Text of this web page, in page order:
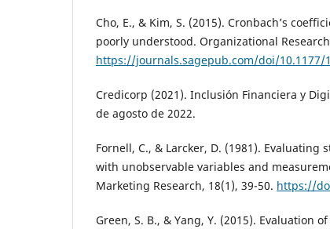
Cho, E., & Kim, S. (2015). Cronbach’s
poorly understood. Organizational
https://journals.sagepub.com/doi/10.1177/
Credicorp (2021). Inclusión Financiera y
de agosto de 2022.
Fornell, C., & Larcker, D. (1981).
with unobservable variables and
Marketing Research, 18(1), 39-50. https://
Green, S. B., & Yang, Y. (2015). Evaluation